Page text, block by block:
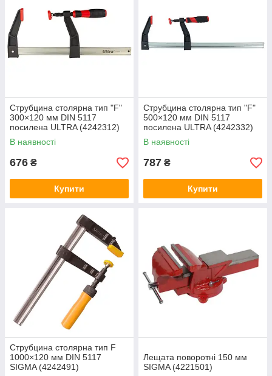
Струбцина столярна тип "F"
300×120 мм DIN 5117
посилена ULTRA (4242312)
В наявності
676 ₴
Купити
Струбцина столярна тип "F"
500×120 мм DIN 5117
посилена ULTRA (4242332)
В наявності
787 ₴
Купити
Струбцина столярна тип F
1000×120 мм DIN 5117
SIGMA (4242491)
Лещата поворотні 150 мм
SIGMA (4221501)